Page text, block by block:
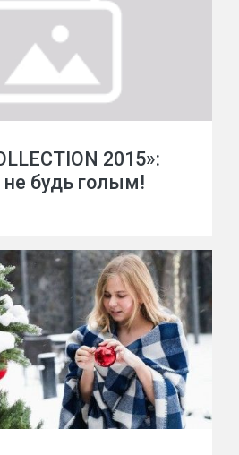
2015»:
не будь голым!